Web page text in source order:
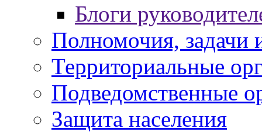
Блоги
Полномочия, задачи
Территориальные
Подведомственные
Защита населения